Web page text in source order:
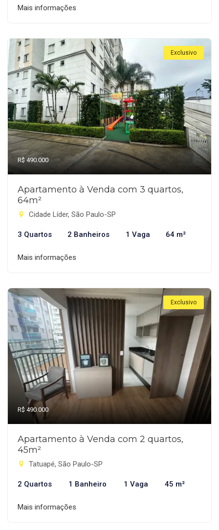
Mais informações
Exclusivo
R$ 490.000
Apartamento à Venda com 3 quartos,
64m²
Cidade Líder, São Paulo-SP
3 Quartos 2 Banheiros 1 Vaga 64 m²
Mais informações
Exclusivo
R$ 490.000
Apartamento à Venda com 2 quartos,
45m²
Tatuapé, São Paulo-SP
2 Quartos 1 Banheiro 1 Vaga 45 m²
Mais informações